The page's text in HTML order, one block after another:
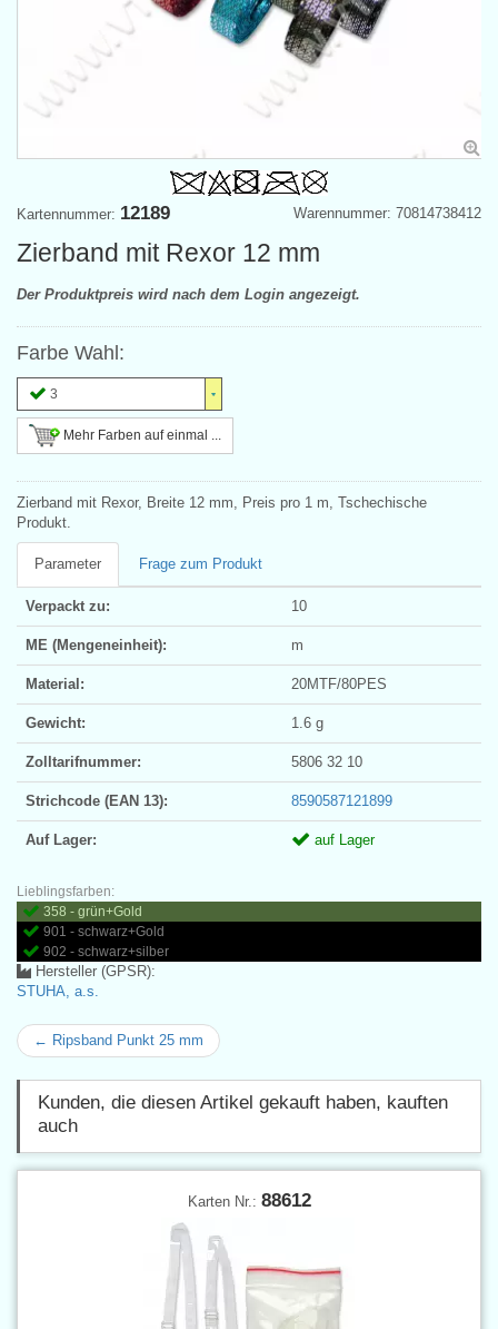
Warennummer: 70814738412
Kartennummer: 12189
Zierband mit Rexor 12 mm
Der Produktpreis wird nach dem Login angezeigt.
Farbe Wahl:
3
Mehr Farben auf einmal ...
Zierband mit Rexor, Breite 12 mm, Preis pro 1 m, Tschechische
Produkt.
Parameter Frage zum Produkt
Verpackt zu: 10
ME (Mengeneinheit): m
Material: 20MTF/80PES
Gewicht: 1.6 g
Zolltarifnummer: 5806 32 10
Strichcode (EAN 13): 8590587121899
Auf Lager: auf Lager
Lieblingsfarben:
358 - grün+Gold
901 - schwarz+Gold
902 - schwarz+silber
Hersteller (GPSR):
STUHA, a.s.
← Ripsband Punkt 25 mm
Kunden, die diesen Artikel gekauft haben, kauften
auch
Karten Nr.: 88612